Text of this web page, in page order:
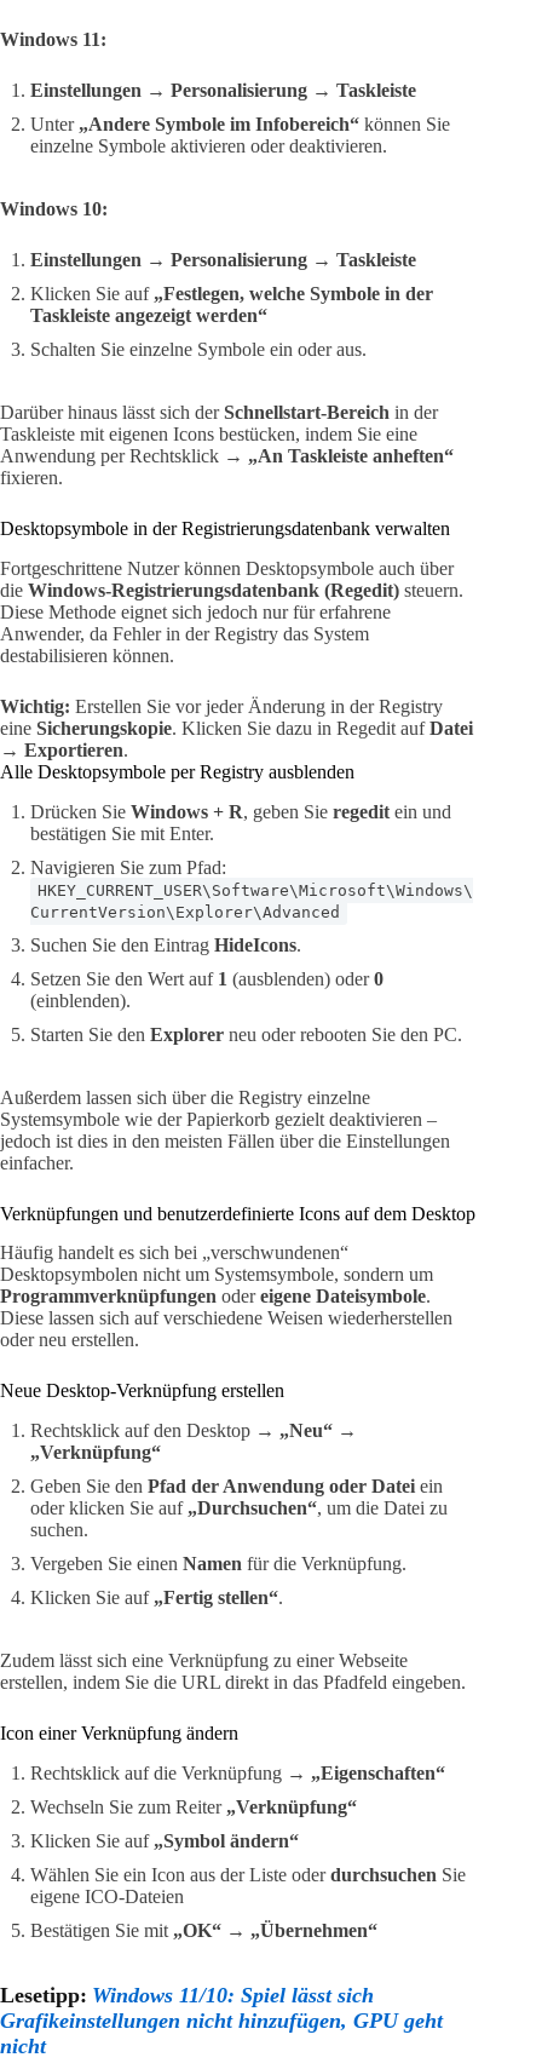
Windows 11:
Einstellungen → Personalisierung → Taskleiste
Unter „Andere Symbole im Infobereich“ können Sie
einzelne Symbole aktivieren oder deaktivieren.
Windows 10:
Einstellungen → Personalisierung → Taskleiste
Klicken Sie auf „Festlegen, welche Symbole in der
Taskleiste angezeigt werden“
Schalten Sie einzelne Symbole ein oder aus.
Darüber hinaus lässt sich derSchnellstart-Bereich in der
Taskleiste mit eigenen Icons bestücken, indem Sie eine
Anwendung per Rechtsklick → „An Taskleiste anheften“
fixieren.
Desktopsymbole in der Registrierungsdatenbank verwalten
Fortgeschrittene Nutzer können Desktopsymbole auch über
die Windows-Registrierungsdatenbank (Regedit) steuern.
Diese Methode eignet sich jedoch nur für erfahrene
Anwender, da Fehler in der Registry das System
destabilisieren können.
Wichtig: Erstellen Sie vor jeder Änderung in der Registry
eine Sicherungskopie. Klicken Sie dazu in Regedit aufDatei
→ Exportieren.
Alle Desktopsymbole per Registry ausblenden
Drücken Sie Windows + R, geben Sie regedit ein und
bestätigen Sie mit Enter.
Navigieren Sie zum Pfad:
HKEY_CURRENT_USER\Software\Microsoft\Windows\
CurrentVersion\Explorer\Advanced
Suchen Sie den Eintrag HideIcons.
Setzen Sie den Wert auf 1 (ausblenden) oder0
(einblenden).
Starten Sie den Explorer neu oder rebooten Sie den PC.
Außerdem lassen sich über die Registry einzelne
Systemsymbole wie der Papierkorb gezielt deaktivieren –
jedoch ist dies in den meisten Fällen über die Einstellungen
einfacher.
Verknüpfungen und benutzerdefinierte Icons auf dem Desktop
Häufig handelt es sich bei „verschwundenen“
Desktopsymbolen nicht um Systemsymbole, sondern um
Programmverknüpfungen odereigene Dateisymbole.
Diese lassen sich auf verschiedene Weisen wiederherstellen
oder neu erstellen.
Neue Desktop-Verknüpfung erstellen
Rechtsklick auf den Desktop → „Neu“ →
„Verknüpfung“
Geben Sie den Pfad der Anwendung oder Datei ein
oder klicken Sie auf „Durchsuchen“, um die Datei zu
suchen.
Vergeben Sie einen Namen für die Verknüpfung.
Klicken Sie auf „Fertig stellen“.
Zudem lässt sich eine Verknüpfung zu einer Webseite
erstellen, indem Sie die URL direkt in das Pfadfeld eingeben.
Icon einer Verknüpfung ändern
Rechtsklick auf die Verknüpfung → „Eigenschaften“
Wechseln Sie zum Reiter „Verknüpfung“
Klicken Sie auf „Symbol ändern“
Wählen Sie ein Icon aus der Liste oderdurchsuchen Sie
eigene ICO-Dateien
Bestätigen Sie mit „OK“ → „Übernehmen“
Lesetipp: Windows 11/10: Spiel lässt sich
Grafikeinstellungen nicht hinzufügen, GPU geht
nicht